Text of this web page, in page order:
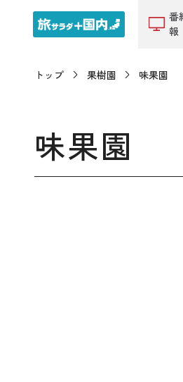
番
報
トップ 果樹園 味果園
味果園